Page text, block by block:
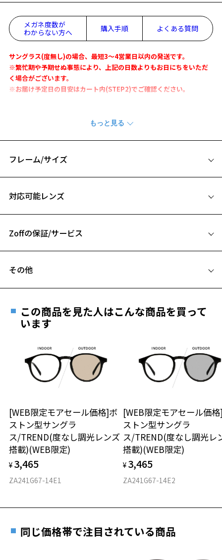
お気に入り
お気に入りに追加済です。
メガネ度数が
わからない方へ
購入手順 よくある質問
サングラス(度無し)の場合、最短3～4営業日以内の発送です。
※繁忙期や予期せぬ事態により、上記の日数よりもお日にちをいただ
く場合がございます。
※お届け予定日の目安はカート内(STEP2)でご確認ください。
・長時間の使用でも疲れにくい軽さを実現。
・微調整可能なアームタイプで快適なかけ心地。
軽くてずれにくい「Zoff SMART」サングラス。
抜群の軽さとしなやかさで、長時間の装用でも快適です。
持ったおすすめの1本。
※サングラスの度付きは追加料金がかかります。
後、レンズオプションでカラーをお選びください。
品名：サングラス
レンズ枠の材質：プラスチック(塗装)
テンプルの材質：チタン(塗装)
可視光線透過率：17%
紫外線透過率：0.1%以下 (紫外線カット率：99.9%以上)
緒にしまわないようご注意下さい。
※1 ULTEM™ (ウルテム)樹脂はSABIC又はその子会社・開発会社の商標
です。
＜実店舗でサングラスまたはパッケージ商品等のレンズ交換について
＞
2024年3月1日から、店頭に商品をお持ち込みいただいて、レンズ交換
入した商品本体と発送日がわかる【商品発送メール】を店頭スタッフ
にご提示いだければ、初回に限り加工賃はかかりませんので、必ずス
商品発送から6か月を過ぎた場合、又はお客様からの【商品発送メー
フレーム/サイズ
B ブリッジ(鼻部分)の横幅：20mm
仕上がり寸法
D 仕上がりの横幅：約144mm
E 仕上がりの縦幅：約48mm
※メガネ：デモレンズを外した重さ
対応可能レンズ
フレームとレンズの合計料金を知りたい方へ
Zoffの保証/サービス
安心1 フレーム１年間品質保証
日または発送日より１年間修理又は交換させて頂
きます。
※保証期間内に交換が行われた場合、保証期間は初期の期間から
延長されません。
安心2 視力測定無料
視力の変化を早めに発見するために、定期的な視
力測定をおすすめいたします。
安心3 かかり具合調整無料
その他
ご希望のお客さまは、「レンズ交換券」をお選びのうえ、
最寄りのZoff実店舗にてレンズをお買い求めください。
※サングラスやパッケージ品では「レンズ交換券」はお選び
談ください。
オンラインストアでフレームのみ購入して、
実店舗で度付きにできます
ご購入時に「レンズ交換券」をお選びいただくと、実店舗で
度数を測定のうえ、度付きレンズ（標準セットレンズ）へ無
料交換いただけます。
詳しくはこちら
その際は記入用紙をダウンロードしてお使いください。
この商品を見た人はこんな商品を買って
います
[WEB限定モアセール価格]ボ
ストン型サングラ
ス/TREND(度なし調光レンズ
搭載)(WEB限定)
¥ 3,465
ZA241G67-14E1
[WEB限定モアセール価
ストン型サングラ
ス/TREND(度なし調光レ
搭載)(WEB限定)
¥ 3,465
ZA241G67-14E2
同じ価格帯で注目されている商品